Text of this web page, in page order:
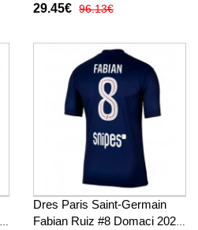
djecu 2025-26 Kratak Rukav
29.45€ 96.13€
Dres Paris Saint-Germain
Fabian Ruiz #8 Domaci 2025-